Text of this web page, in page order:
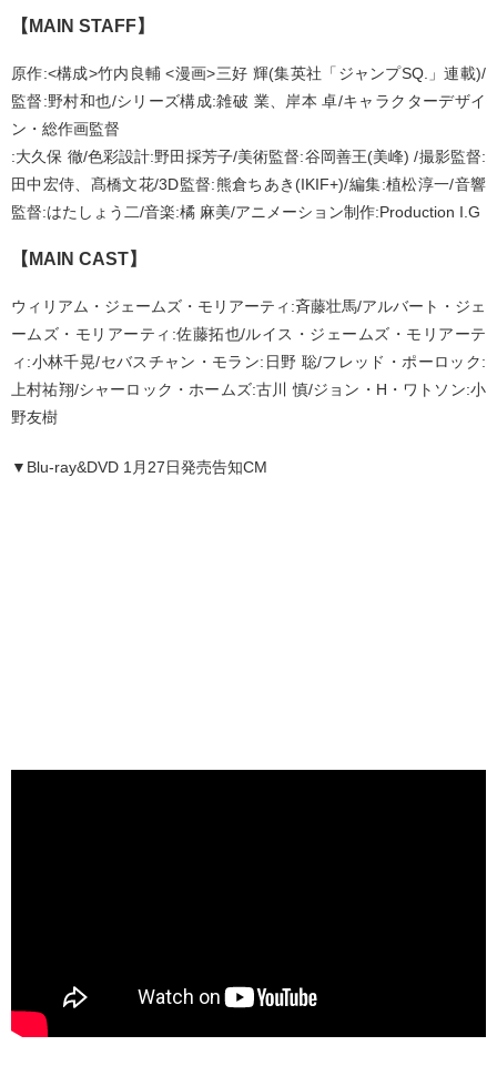
【MAIN STAFF】
原作:<構成>竹内良輔 <漫画>三好 輝(集英社「ジャンプSQ.」連載)/
監督:野村和也/シリーズ構成:雑破 業、岸本 卓/キャラクターデザイ
ン・総作画監督
:大久保 徹/色彩設計:野田採芳子/美術監督:谷岡善王(美峰) /撮影監督:
田中宏侍、髙橋文花/3D監督:熊倉ちあき(IKIF+)/編集:植松淳一/音響
監督:はたしょう二/音楽:橘 麻美/アニメーション制作:Production I.G
【MAIN CAST】
ウィリアム・ジェームズ・モリアーティ:斉藤壮馬/アルバート・ジェ
ームズ・モリアーティ:佐藤拓也/ルイス・ジェームズ・モリアーテ
ィ:小林千晃/セバスチャン・モラン:日野 聡/フレッド・ポーロック:
上村祐翔/シャーロック・ホームズ:古川 慎/ジョン・H・ワトソン:小
野友樹
▼Blu-ray&DVD 1月27日発売告知CM